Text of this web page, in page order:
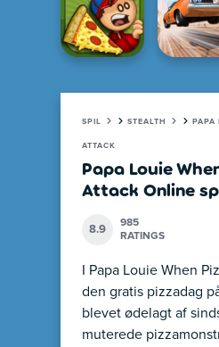
SPIL STEALTH PAPA
ATTACK
Papa Louie
Attack Online
8.9
985
RATINGS
I Papa Louie When
den gratis pizzadag
blevet ødelagt af
muterede